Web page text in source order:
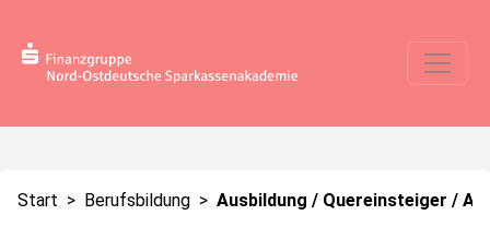
Start > Berufsbildung > Ausbildung / Quereinsteiger /